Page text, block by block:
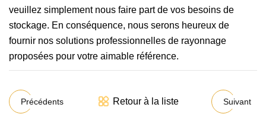
veuillez simplement nous faire part de vos besoins de
stockage. En conséquence, nous serons heureux de
fournir nos solutions professionnelles de rayonnage
proposées pour votre aimable référence.
Précédents Retour à la liste Suivant